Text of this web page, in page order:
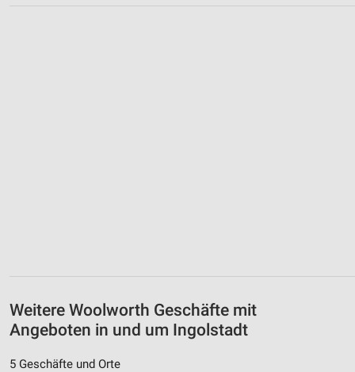
Weitere Woolworth Geschäfte mit
Angeboten in und um Ingolstadt
5 Geschäfte und Orte